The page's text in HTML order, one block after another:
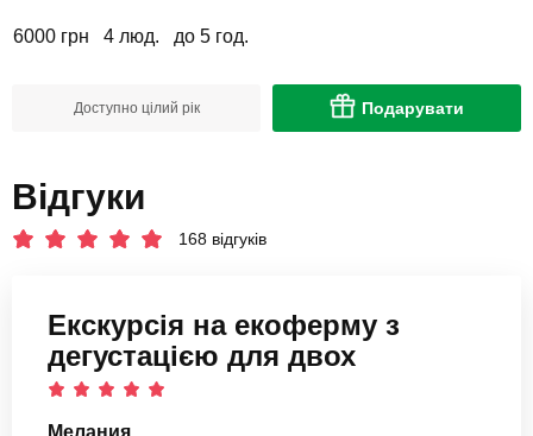
6000 грн 4 люд. до 5 год.
Доступно цілий рік Подарувати
Відгуки
168 відгуків
Екскурсія на екоферму з
дегустацією для двох
Мелания